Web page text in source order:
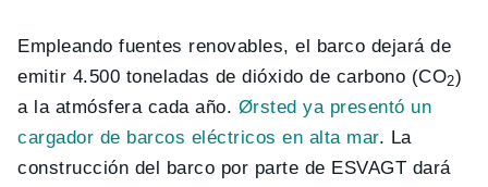
Empleando fuentes renovables, el barco dejará de
emitir 4.500 toneladas de dióxido de carbono (CO2)
a la atmósfera cada año. Ørsted ya presentó un
cargador de barcos eléctricos en alta mar. La
construcción del barco por parte de ESVAGT dará